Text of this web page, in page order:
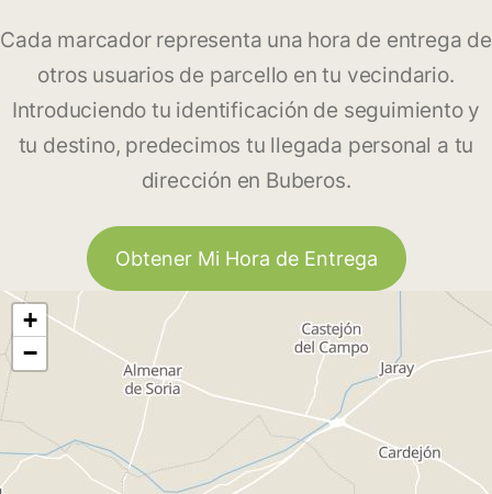
Cada marcador representa una hora de entrega de
otros usuarios de parcello en tu vecindario.
Introduciendo tu identificación de seguimiento y
tu destino, predecimos tu llegada personal a tu
dirección en Buberos.
Obtener Mi Hora de Entrega
+
−